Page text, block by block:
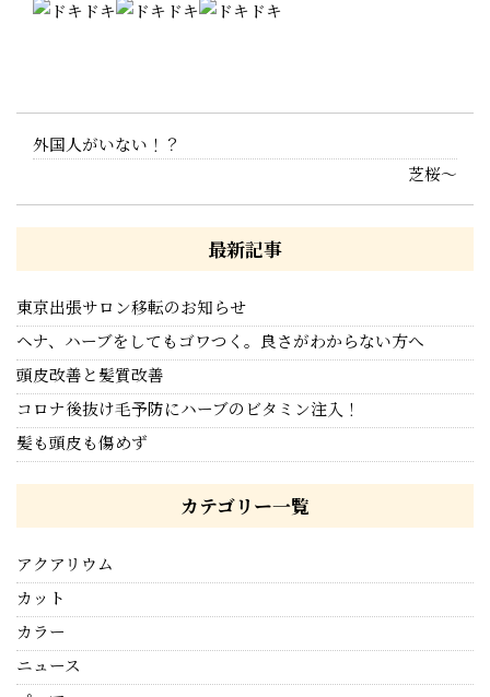
外国人がいない！？
芝桜～
最新記事
東京出張サロン移転のお知らせ
ヘナ、ハーブをしてもゴワつく。良さがわからない方へ
頭皮改善と髪質改善
コロナ後抜け毛予防にハーブのビタミン注入！
髪も頭皮も傷めず
カテゴリー一覧
アクアリウム
カット
カラー
ニュース